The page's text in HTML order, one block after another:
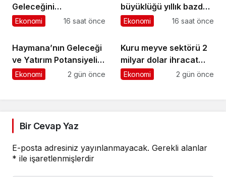
Geleceğini
Şekillendirecek Genç
Ekonomi 16 saat önce
büyüklüğü yıllık bazda
yüzde 28 artışla 5,8
Ekonomi 16 saat önce
Haymana’nın Geleceği
ve Yatırım Potansiyeli
Masaya Yatırıldı
Ekonomi 2 gün önce
Kuru meyve sektörü 2
milyar dolar ihracat
hedefi için Ankara’dan
Ekonomi 2 gün önce
Bir Cevap Yaz
E-posta adresiniz yayınlanmayacak. Gerekli alanlar
* ile işaretlenmişlerdir